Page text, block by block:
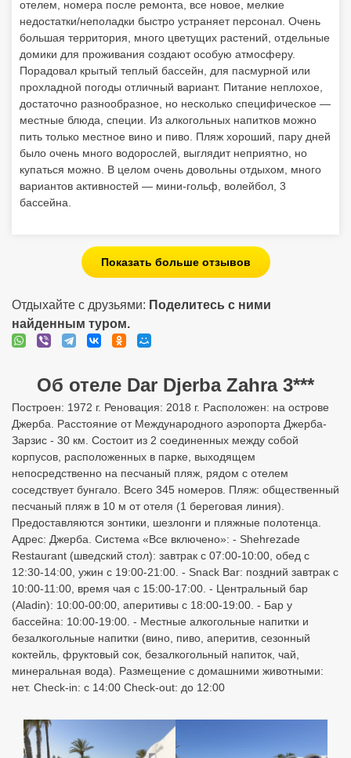
купаться можно. В целом очень довольны отдыхом, много
вариантов активностей — мини-гольф, волейбол, 3
Показать больше отзывов
Отдыхайте с друзьями:Поделитесь с ними
найденным туром.
Построен: 1972 г. Реновация: 2018 г. Расположен: на острове
Джерба. Расстояние от Международного аэропорта Джерба-
корпусов, расположенных в парке, выходящем
непосредственно на песчаный пляж, рядом с отелем
соседствует бунгало. Всего 345 номеров. Пляж: общественный
Адрес: Джерба. Система «Все включено»: - Shehrezade
Restaurant (шведский стол): завтрак с 07:00-10:00, обед с
12:30-14:00, ужин с 19:00-21:00. - Snack Bar: поздний завтрак с
10:00-11:00, время чая с 15:00-17:00. - Центральный бар
бассейна: 10:00-19:00. - Местные алкогольные напитки и
безалкогольные напитки (вино, пиво, аперитив, сезонный
коктейль, фруктовый сок, безалкогольный напиток, чай,
минеральная вода). Размещение с домашними животными:
нет. Check-in: с 14:00 Check-out: до 12:00